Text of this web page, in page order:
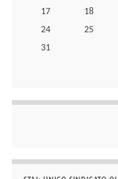
17
18
24
25
31